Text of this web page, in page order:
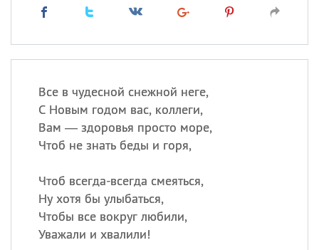
Все в чудесной снежной неге,
С Новым годом вас, коллеги,
Вам — здоровья просто море,
Чтоб не знать беды и горя,
Чтоб всегда-всегда смеяться,
Ну хотя бы улыбаться,
Чтобы все вокруг любили,
Уважали и хвалили!